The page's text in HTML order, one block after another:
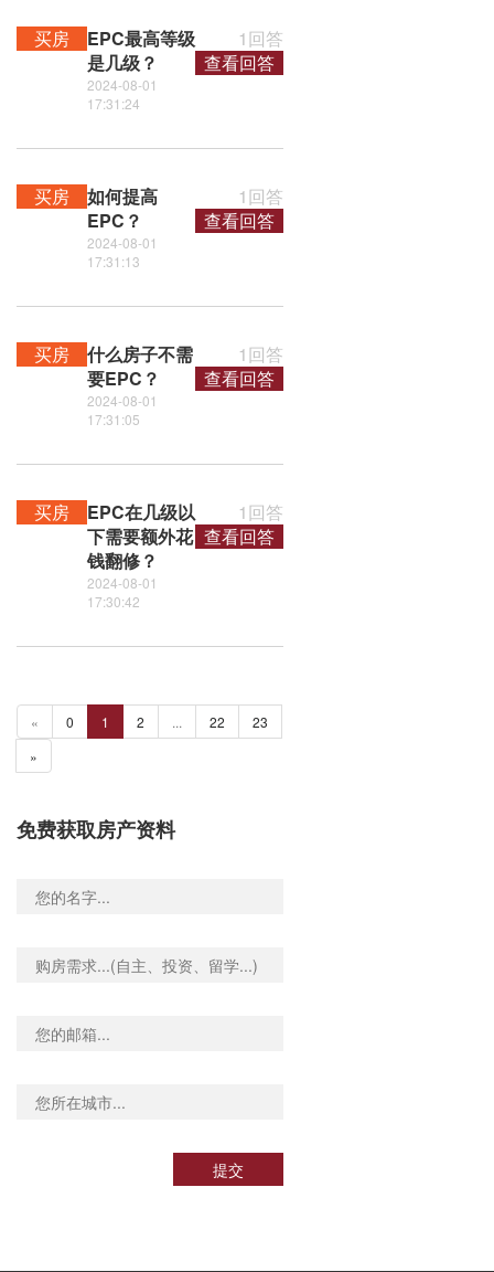
买房
EPC最高等级
是几级？
2024-08-01
17:31:24
1回答
查看回答
买房
如何提高
EPC？
2024-08-01
17:31:13
1回答
查看回答
买房
什么房子不需
要EPC？
2024-08-01
17:31:05
1回答
查看回答
买房
EPC在几级以
下需要额外花
钱翻修？
2024-08-01
17:30:42
1回答
查看回答
« 0 1 2 ... 22
23
»
免费获取房产资料
提交